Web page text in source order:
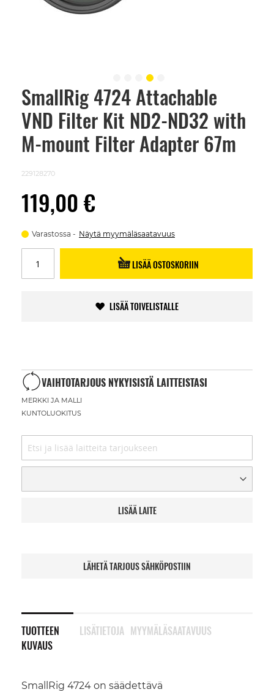
SmallRig 4724 Attachable
VND Filter Kit ND2-ND32 with
M-mount Filter Adapter 67m
229128270
119,00 €
Varastossa Näytä myymäläsaatavuus
LISÄÄ OSTOSKORIIN
LISÄÄ TOIVELISTALLE
VAIHTOTARJOUS NYKYISISTÄ LAITTEISTASI
MERKKI JA MALLI
KUNTOLUOKITUS
LISÄÄ LAITE
LÄHETÄ TARJOUS SÄHKÖPOSTIIN
TUOTTEEN
KUVAUS
SmallRig 4724 on säädettävä
LISÄTIETOJA MYYMÄLÄSAATAVUUS
Skip
beginning
images